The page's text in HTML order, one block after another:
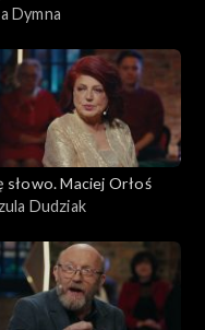
Dymna
słowo. Maciej Orłoś
Dudziak